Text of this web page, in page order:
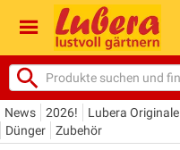
News 2026! Lubera Originale
Dünger
Zubehör